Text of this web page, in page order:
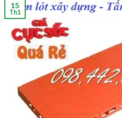
15
Th1